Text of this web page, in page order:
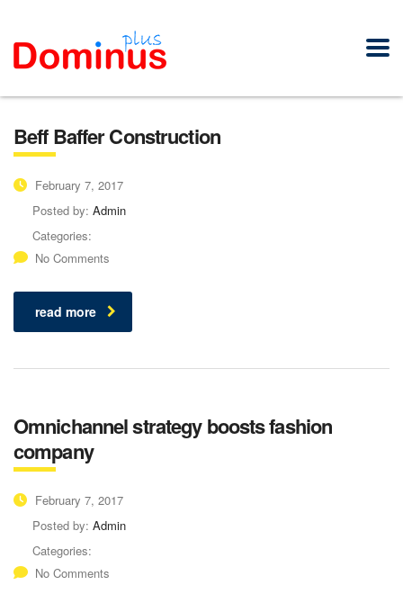
Beff Baffer Construction
February 7, 2017
Posted by: Admin
Categories:
No Comments
read more
Omnichannel strategy boosts fashion
company
February 7, 2017
Posted by: Admin
Categories:
No Comments